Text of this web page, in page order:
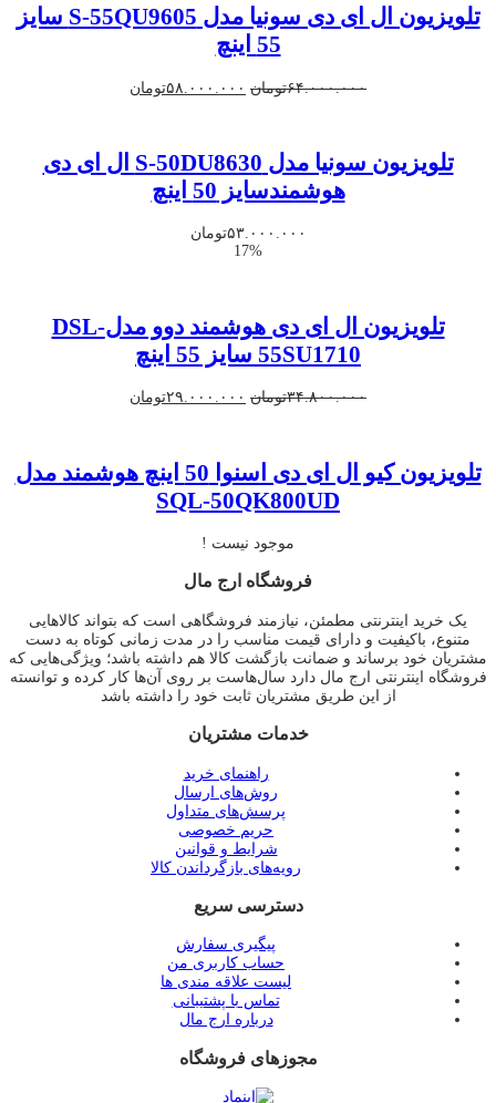
تلویزیون ال ای دی سونیا مدل S-55QU9605 سایز
55 اینچ
۶۴.۰۰۰.۰۰۰تومان قیمت
۵۸.۰۰۰.۰۰۰تومان
تلویزیون سونیا مدل S-50DU8630 ال ای دی
هوشمندسایز 50 اینچ
۵۳.۰۰۰.۰۰۰تومان
17%
تلویزیون ال ای دی هوشمند دوو مدلDSL-
55SU1710 سایز 55 اینچ
۳۴.۸۰۰.۰۰۰تومان قیمت
۲۹.۰۰۰.۰۰۰تومان
تلویزیون کیو ال ای دی اسنوا 50 اینچ هوشمند مدل
SQL-50QK800UD
موجود نیست !
فروشگاه ارج مال
یک خرید اینترنتی مطمئن، نیازمند فروشگاهی است که بتواند کالاهایی
متنوع، باکیفیت و دارای قیمت مناسب را در مدت زمانی کوتاه به دست
مشتریان خود برساند و ضمانت بازگشت کالا هم داشته باشد؛ ویژگی‌هایی که
فروشگاه اینترنتی ارج مال دارد سال‌هاست بر روی آن‌ها کار کرده و توانسته
از این طریق مشتریان ثابت خود را داشته باشد
خدمات مشتریان
راهنمای خرید
روش‌های ارسال
پرسش‌های متداول
حریم خصوصی
شرایط و قوانین
رویه‌های بازگرداندن کالا
دسترسی سریع
پیگیری سفارش
حساب کاربری من
لیست علاقه مندی ها
تماس با پشتیبانی
درباره ارج مال
مجوزهای فروشگاه